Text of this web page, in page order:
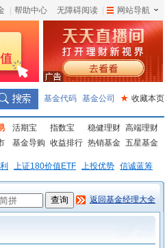
帮助中心 无障碍阅读 网站导航
基金代码 基金公司 ★ 收藏本页
活期宝 指数宝 稳健理财 高端理财
基金导购 收益排行 热销基金 五星基金
上证180价值ETF 上投优势 信诚蓝筹
返回基金经理大全